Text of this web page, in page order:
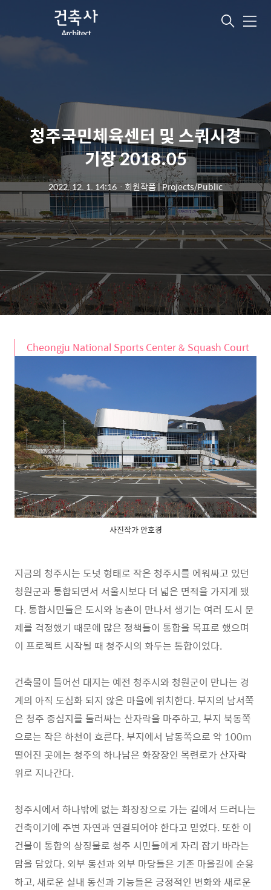
메
청주국민체육센터 및 스쿼시경
기장 2018.05
2022. 12. 1. 14:16 ㆍ 회원작품 | Projects/Public
Cheongju National Sports Center & Squash Court
사진작가 안호경
지금의 청주시는 도넛 형태로 작은 청주시를 에워싸고 있던
청원군과 통합되면서 서울시보다 더 넓은 면적을 가지게 됐
다. 통합시민들은 도시와 농촌이 만나서 생기는 여러 도시 문
제를 걱정했기 때문에 많은 정책들이 통합을 목표로 했으며
이 프로젝트 시작될 때 청주시의 화두는 통합이었다.
건축물이 들어선 대지는 예전 청주시와 청원군이 만나는 경
계의 아직 도심화 되지 않은 마을에 위치한다. 부지의 남서쪽
은 청주 중심지를 둘러싸는 산자락을 마주하고,부지 북동쪽
으로는 작은 하천이 흐른다. 부지에서 남동쪽으로 약 100m
떨어진 곳에는 청주의 하나남은 화장장인 목련로가 산자락
위로 지나간다.
청주시에서 하나밖에 없는 화장장으로 가는 길에서 드러나는
건축이기에 주변 자연과 연결되어야 한다고 믿었다. 또한 이
건물이 통합의 상징물로 청주 시민들에게 자리 잡기 바라는
맘을 담았다. 외부 동선과 외부 마당들은 기존 마을길에 순응
하고, 새로운 실내 동선과 기능들은 긍정적인 변화와 새로운